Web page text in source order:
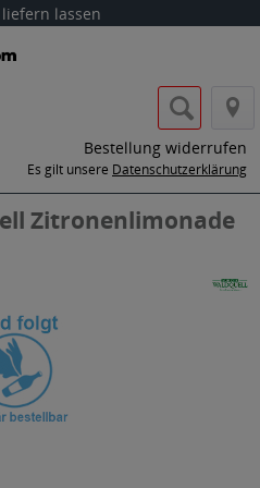
lassen
Bestellung widerrufen
Es gilt unsere Datenschutzerklärung
Zitronenlimonade